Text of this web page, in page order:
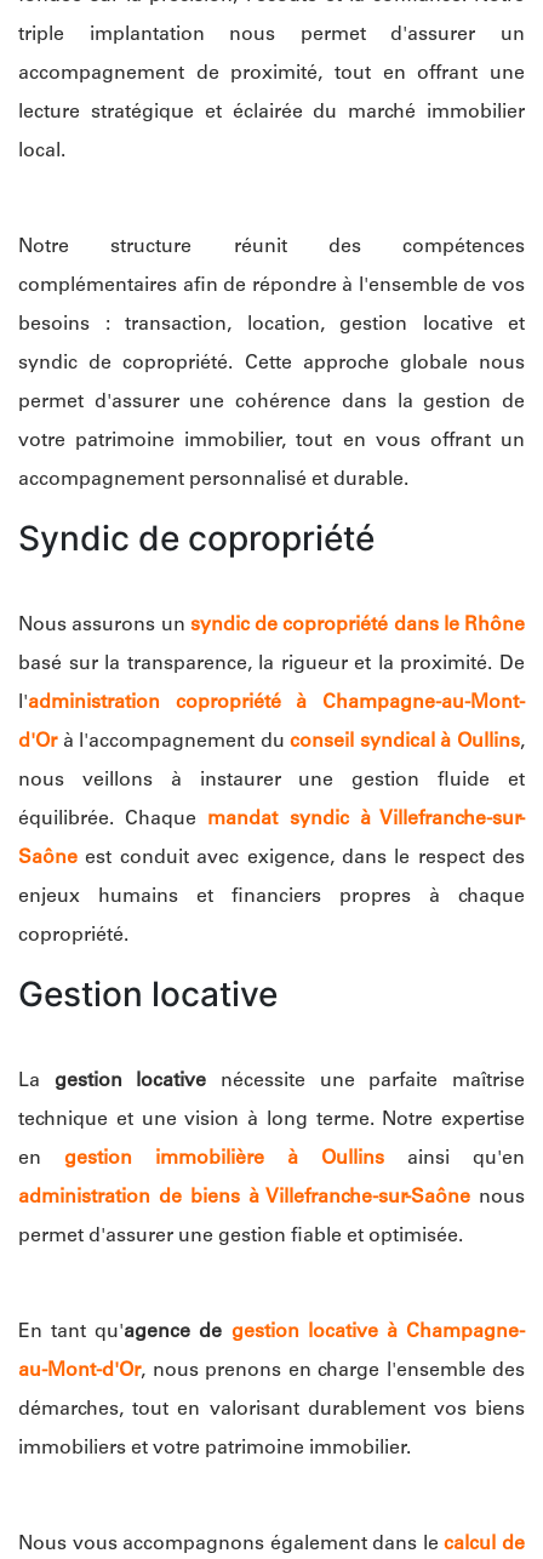
triple implantation nous permet d'assurer un
accompagnement de proximité, tout en offrant une
lecture stratégique et éclairée du marché immobilier
local.
Notre structure réunit des compétences
complémentaires afin de répondre à l'ensemble de vos
besoins : transaction, location, gestion locative et
syndic de copropriété. Cette approche globale nous
permet d'assurer une cohérence dans la gestion de
votre patrimoine immobilier, tout en vous offrant un
accompagnement personnalisé et durable.
Syndic de copropriété
Nous assurons un syndic de copropriété dans le Rhône
basé sur la transparence, la rigueur et la proximité. De
l'administration copropriété à Champagne-au-Mont-
d'Orà l'accompagnement duconseil syndical à Oullins,
nous veillons à instaurer une gestion fluide et
équilibrée. Chaque mandat syndic à Villefranche-sur-
Saône est conduit avec exigence, dans le respect des
enjeux humains et financiers propres à chaque
copropriété.
Gestion locative
La gestion locative nécessite une parfaite maîtrise
technique et une vision à long terme. Notre expertise
en gestion immobilière à Oullins ainsi qu'en
administration de biens à Villefranche-sur-Saône nous
permet d'assurer une gestion fiable et optimisée.
En tant qu'agence de gestion locative à Champagne-
au-Mont-d'Or, nous prenons en charge l'ensemble des
démarches, tout en valorisant durablement vos biens
immobiliers et votre patrimoine immobilier.
Nous vous accompagnons également dans lecalcul de